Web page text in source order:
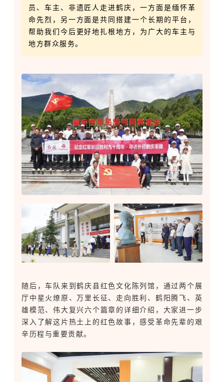
员、车主、非遗匠人走进鹤庆，一方面是缅怀革
命先烈，另一方面是共同搭建一个长期的平台，
帮助我们今后更好地扎根地方，为广大的车主与
地方群众服务。
随后，车队来到鹤庆县红色文化陈列馆，通过两个展
厅中星火燎原、万里长征、走向胜利、鹤阳腾飞、英
雄模范、伟大复兴六个篇章的详细介绍，大家进一步
深入了解这片热土上的红色故事，感受革命先辈的艰
辛历程与重要贡献。